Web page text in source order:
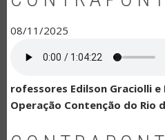
08/11/2025
rofessores Edilson Graciolli e
Operação Contenção do Rio